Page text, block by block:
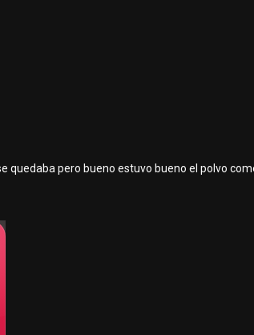
quedaba pero bueno estuvo bueno el polvo